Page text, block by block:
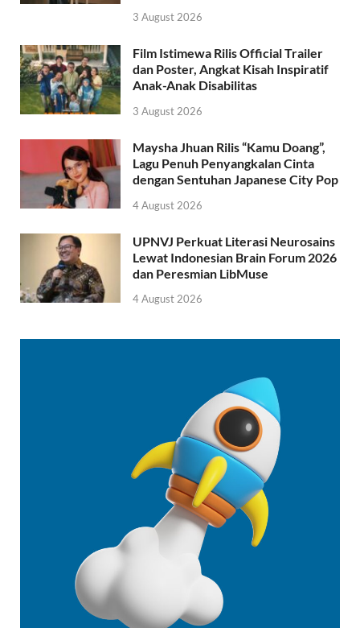
3 August 2026
Film Istimewa Rilis Official Trailer
dan Poster, Angkat Kisah Inspiratif
Anak-Anak Disabilitas
3 August 2026
Maysha Jhuan Rilis “Kamu Doang”,
Lagu Penuh Penyangkalan Cinta
dengan Sentuhan Japanese City Pop
4 August 2026
UPNVJ Perkuat Literasi Neurosains
Lewat Indonesian Brain Forum 2026
dan Peresmian LibMuse
4 August 2026